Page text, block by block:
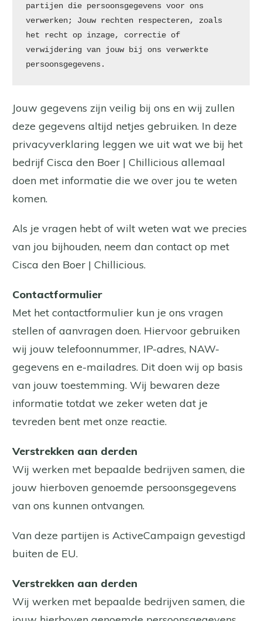
partijen die persoonsgegevens voor ons
verwerken; Jouw rechten respecteren, zoals
het recht op inzage, correctie of
verwijdering van jouw bij ons verwerkte
persoonsgegevens.
Jouw gegevens zijn veilig bij ons en wij zullen
deze gegevens altijd netjes gebruiken. In deze
privacyverklaring leggen we uit wat we bij het
bedrijf Cisca den Boer | Chillicious allemaal
doen met informatie die we over jou te weten
komen.
Als je vragen hebt of wilt weten wat we precies
van jou bijhouden, neem dan contact op met
Cisca den Boer | Chillicious.
Contactformulier
Met het contactformulier kun je ons vragen
stellen of aanvragen doen. Hiervoor gebruiken
wij jouw telefoonnummer, IP-adres, NAW-
gegevens en e-mailadres. Dit doen wij op basis
van jouw toestemming. Wij bewaren deze
informatie totdat we zeker weten dat je
tevreden bent met onze reactie.
Verstrekken aan derden
Wij werken met bepaalde bedrijven samen, die
jouw hierboven genoemde persoonsgegevens
van ons kunnen ontvangen.
Van deze partijen is ActiveCampaign gevestigd
buiten de EU.
Verstrekken aan derden
Wij werken met bepaalde bedrijven samen, die